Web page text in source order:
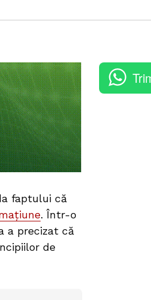
faptului că
. Într-o
a precizat că
de